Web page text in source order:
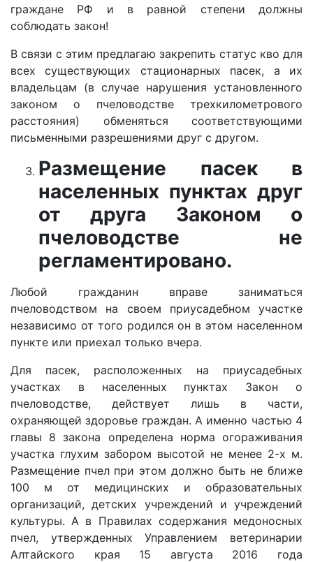
граждане РФ и в равной степени должны
соблюдать закон!
В связи с этим предлагаю закрепить статус кво для
всех существующих стационарных пасек, а их
владельцам (в случае нарушения установленного
законом о пчеловодстве трехкилометрового
расстояния) обменяться соответствующими
письменными разрешениями друг с другом.
Размещение пасек в
населенных пунктах друг
от друга Законом о
пчеловодстве не
регламентировано.
Любой гражданин вправе заниматься
пчеловодством на своем приусадебном участке
независимо от того родился он в этом населенном
пункте или приехал только вчера.
Для пасек, расположенных на приусадебных
участках в населенных пунктах Закон о
пчеловодстве, действует лишь в части,
охраняющей здоровье граждан. А именно частью 4
главы 8 закона определена норма огораживания
участка глухим забором высотой не менее 2-х м.
Размещение пчел при этом должно быть не ближе
100 м от медицинских и образовательных
организаций, детских учреждений и учреждений
культуры. А в Правилах содержания медоносных
пчел, утвержденных Управлением ветеринарии
Алтайского края 15 августа 2016 года